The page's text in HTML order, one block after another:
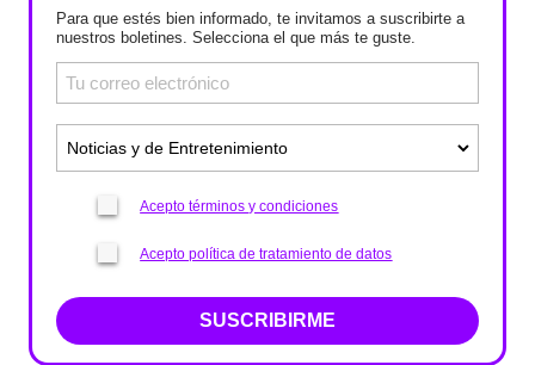
Para que estés bien informado, te invitamos a suscribirte a
nuestros boletines. Selecciona el que más te guste.
Acepto términos y condiciones
Acepto política de tratamiento de datos
SUSCRIBIRME